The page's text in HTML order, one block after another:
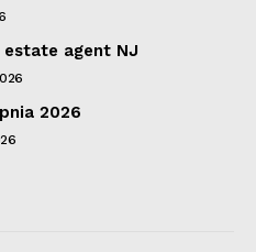
agent NJ
2026